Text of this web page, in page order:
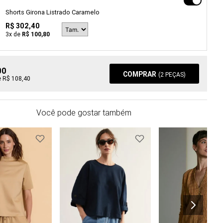
Shorts Girona Listrado Caramelo
R$ 302,40
3x de R$ 100,80
R$ 108,40 COMPRAR (2 PEÇAS)
Você pode gostar também